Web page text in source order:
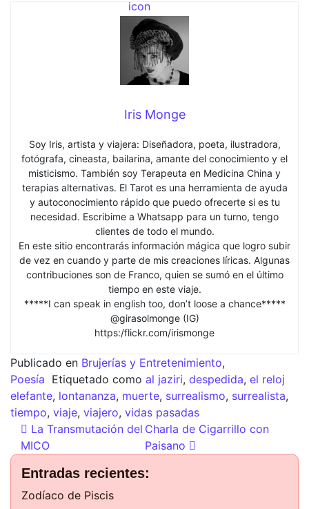
Iris Monge
Soy Iris, artista y viajera: Diseñadora, poeta, ilustradora,
fotógrafa, cineasta, bailarina, amante del conocimiento y el
misticismo. También soy Terapeuta en Medicina China y
terapias alternativas. El Tarot es una herramienta de ayuda
y autoconocimiento rápido que puedo ofrecerte si es tu
necesidad. Escribime a Whatsapp para un turno, tengo
clientes de todo el mundo.
En este sitio encontrarás información mágica que logro subir
de vez en cuando y parte de mis creaciones líricas. Algunas
contribuciones son de Franco, quien se sumó en el último
tiempo en este viaje.
*****I can speak in english too, don’t loose a chance*****
@girasolmonge (IG)
https:/flickr.com/irismonge
Publicado en Brujerías y Entretenimiento,
Poesía Etiquetado como al jaziri, despedida, el reloj
elefante, lontananza, muerte, surrealismo, surrealista,
tiempo, viaje, viajero, vidas pasadas
La Transmutación del
MICO
Charla de Cigarrillo con
Paisano
Entradas recientes:
Zodíaco de Piscis